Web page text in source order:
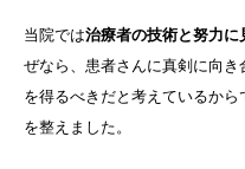
当院では治療者の技術と努力に
ぜなら、患者さんに真剣に向
を得るべきだと考えているか
を整えました。